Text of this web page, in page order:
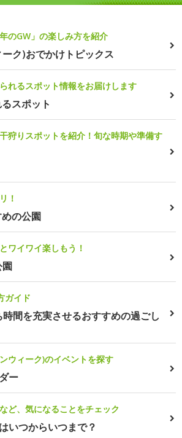
のGW」の楽しみ方を紹介
ク)おでかけトピックス
れるスポット情報をお届けします
スポット
狩りスポットを紹介！旬な時期や準備す
！
の公園
ワイワイ楽しもう！
園
ガイド
間を充実させるおすすめの過ごし
ウィーク)のイベントを探す
ー
ど、気になることをチェック
いつからいつまで？